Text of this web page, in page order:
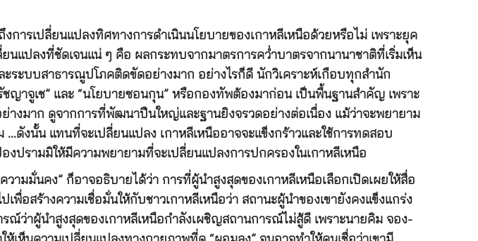
ารเปลี่ยนแปลงทิศทางการดำเนินนโยบายของเกาหลีเหนือด้วยหรือไม่ เพราะยุค
แปลงที่ชัดเจนแน่ ๆ คือ ผลกระทบจากมาตรการคว่ำบาตรจากนานาชาติที่เริ่มเห็น
ระบบสาธารณูปโภคติดขัดอย่างมาก อย่างไรก็ดี นักวิเคราะห์เกือบทุกสำนัก
ญาจูเช” และ “นโยบายซอนกุน” หรือกองทัพต้องมาก่อน เป็นพื้นฐานสำคัญ เพราะ
งมาก ดูจากการที่พัฒนาปืนใหญ่และฐานยิงจรวดอย่างต่อเนื่อง แม้ว่าจะพยายาม
ดังนั้น แทนที่จะเปลี่ยนแปลง เกาหลีเหนืออาจจะแข็งกร้าวและใช้การทดสอบ
ปรามมิให้มีความพยายามที่จะเปลี่ยนแปลงการปกครองในเกาหลีเหนือ
ามมั่นคง” ก็อาจอธิบายได้ว่า การที่ผู้นำสูงสุดของเกาหลีเหนือเลือกเปิดเผยให้สื่อ
พื่อสร้างความเชื่อมั่นให้กับชาวเกาหลีเหนือว่า สถานะผู้นำของเขายังคงแข็งแกร่ง
ว่าผู้นำสูงสุดของเกาหลีเหนือกำลังเผชิญสถานการณ์ไม่สู้ดี เพราะนายคิม จอง-